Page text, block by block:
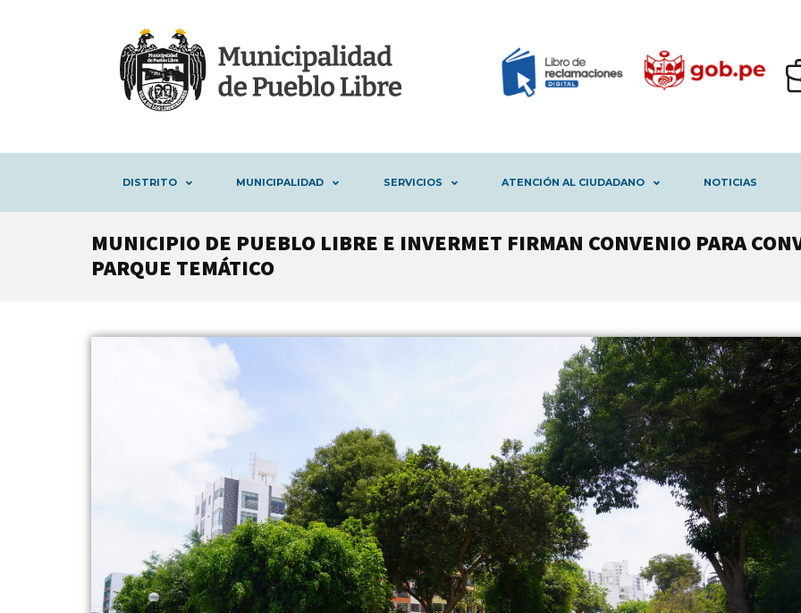
DISTRITO MUNICIPALIDAD SERVICIOS ATENCIÓN AL CIUDADANO NOTICIAS
MUNICIPIO DE PUEBLO LIBRE E INVERMET FIRMAN CONVENIO PARA
PARQUE TEMÁTICO